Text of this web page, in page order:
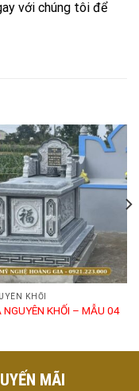
với chúng tôi để
KHỐI
NGUYÊN KHỐI – MẪU 04
MÃI